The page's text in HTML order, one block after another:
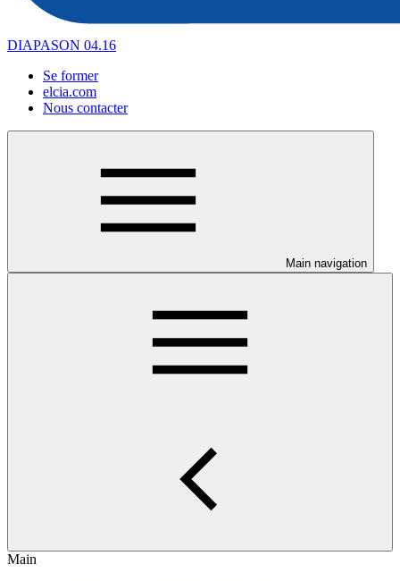
DIAPASON 04.16
Se former
elcia.com
Nous contacter
Main navigation
Main